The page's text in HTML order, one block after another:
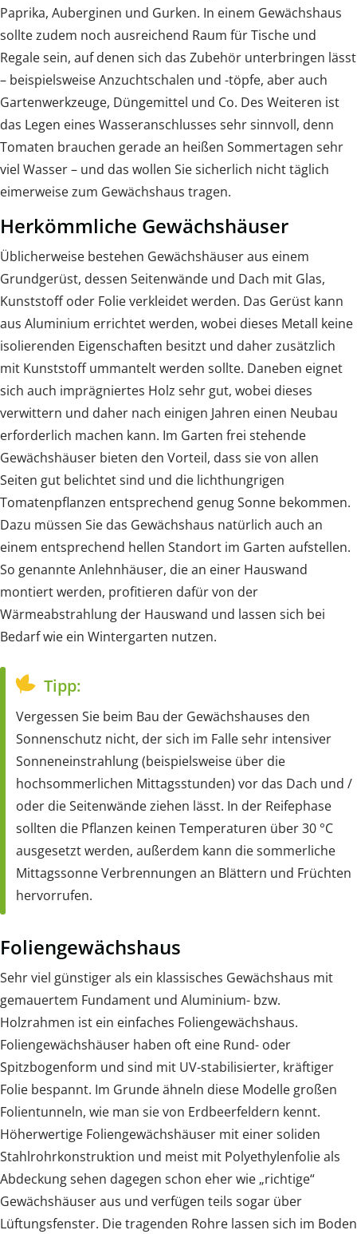
Paprika, Auberginen und Gurken. In einem Gewächshaus
sollte zudem noch ausreichend Raum für Tische und
Regale sein, auf denen sich das Zubehör unterbringen lässt
– beispielsweise Anzuchtschalen und -töpfe, aber auch
Gartenwerkzeuge, Düngemittel und Co. Des Weiteren ist
das Legen eines Wasseranschlusses sehr sinnvoll, denn
Tomaten brauchen gerade an heißen Sommertagen sehr
viel Wasser – und das wollen Sie sicherlich nicht täglich
eimerweise zum Gewächshaus tragen.
Herkömmliche Gewächshäuser
Üblicherweise bestehen Gewächshäuser aus einem
Grundgerüst, dessen Seitenwände und Dach mit Glas,
Kunststoff oder Folie verkleidet werden. Das Gerüst kann
aus Aluminium errichtet werden, wobei dieses Metall keine
isolierenden Eigenschaften besitzt und daher zusätzlich
mit Kunststoff ummantelt werden sollte. Daneben eignet
sich auch imprägniertes Holz sehr gut, wobei dieses
verwittern und daher nach einigen Jahren einen Neubau
erforderlich machen kann. Im Garten frei stehende
Gewächshäuser bieten den Vorteil, dass sie von allen
Seiten gut belichtet sind und die lichthungrigen
Tomatenpflanzen entsprechend genug Sonne bekommen.
Dazu müssen Sie das Gewächshaus natürlich auch an
einem entsprechend hellen Standort im Garten aufstellen.
So genannte Anlehnhäuser, die an einer Hauswand
montiert werden, profitieren dafür von der
Wärmeabstrahlung der Hauswand und lassen sich bei
Bedarf wie ein Wintergarten nutzen.
Tipp:
Vergessen Sie beim Bau der Gewächshauses den
Sonnenschutz nicht, der sich im Falle sehr intensiver
Sonneneinstrahlung (beispielsweise über die
hochsommerlichen Mittagsstunden) vor das Dach und /
oder die Seitenwände ziehen lässt. In der Reifephase
sollten die Pflanzen keinen Temperaturen über 30 °C
ausgesetzt werden, außerdem kann die sommerliche
Mittagssonne Verbrennungen an Blättern und Früchten
hervorrufen.
Foliengewächshaus
Sehr viel günstiger als ein klassisches Gewächshaus mit
gemauertem Fundament und Aluminium- bzw.
Holzrahmen ist ein einfaches Foliengewächshaus.
Foliengewächshäuser haben oft eine Rund- oder
Spitzbogenform und sind mit UV-stabilisierter, kräftiger
Folie bespannt. Im Grunde ähneln diese Modelle großen
Folientunneln, wie man sie von Erdbeerfeldern kennt.
Höherwertige Foliengewächshäuser mit einer soliden
Stahlrohrkonstruktion und meist mit Polyethylenfolie als
Abdeckung sehen dagegen schon eher wie „richtige“
Gewächshäuser aus und verfügen teils sogar über
Lüftungsfenster. Die tragenden Rohre lassen sich im Boden